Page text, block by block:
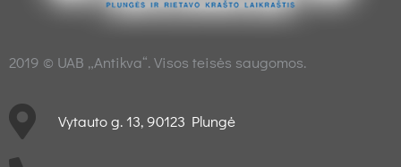
2019 © UAB „Antikva“. Visos teisės saugomos.
Vytauto g. 13, 90123 Plungė